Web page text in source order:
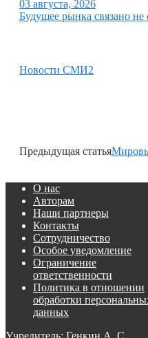
03 августа, 2026
Будущее рынка связано не
Новости СМИ2
Предыдущая статья
О нас
Авторам
Наши партнеры
Контакты
Сотрудничество
Особое уведомление
Ограничение
ответственности
Политика в отношении
обработки
данных